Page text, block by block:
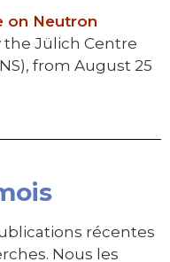
on Neutron
the Jülich Centre
from August 25
récentes
Nous les